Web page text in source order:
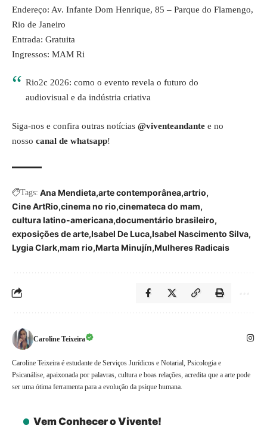
Endereço: Av. Infante Dom Henrique, 85 – Parque do Flamengo,
Rio de Janeiro
Entrada: Gratuita
Ingressos: MAM Ri
Rio2c 2026: como o evento revela o futuro do
audiovisual e da indústria criativa
Siga-nos e confira outras notícias @viventeandante e no
nosso canal de whatsapp!
Tags: Ana Mendieta arte contemporânea artrio
Cine ArtRio cinema no rio cinemateca do mam
cultura latino-americana documentário brasileiro
exposições de arte Isabel De Luca Isabel Nascimento Silva
Lygia Clark mam rio Marta Minujín Mulheres Radicais
Caroline Teixeira
Caroline Teixeira é estudante de Serviços Jurídicos e Notarial, Psicologia e
Psicanálise, apaixonada por palavras, cultura e boas relações, acredita que a arte pode
ser uma ótima ferramenta para a evolução da psique humana.
Vem Conhecer o Vivente!